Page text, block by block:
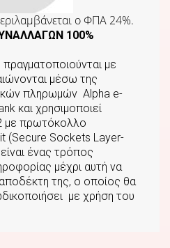
o ΦΠΑ 24%.
100%
με
μέσω της
πληρωμών Αlpha e-
και χρησιμοποιεί
με πρωτόκολλο
(Secure Sockets Layer-
ένας τρόπος
μέχρι αυτή να
της, ο οποίος θα
με χρήση του